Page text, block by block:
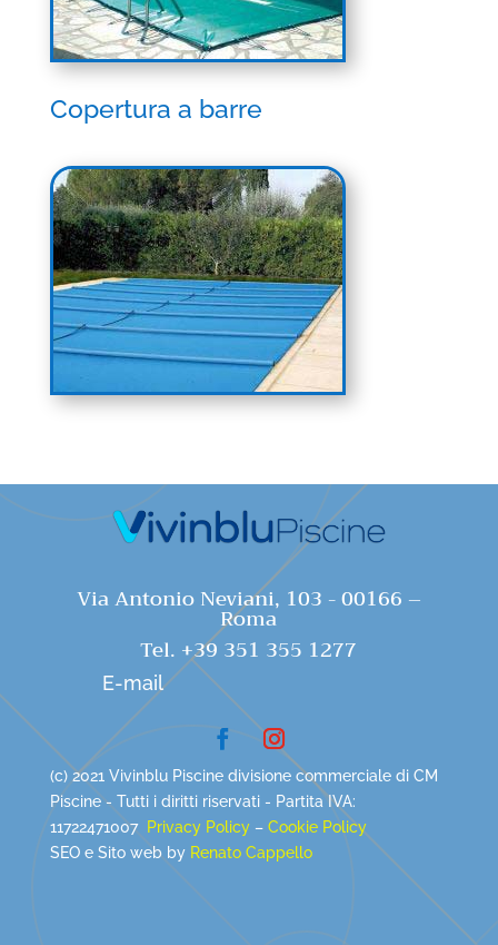
Copertura a barre
Via Antonio Neviani, 103 - 00166 –
Roma
Tel. +39 351 355 1277
E-mail
(c) 2021 Vivinblu Piscine divisione commerciale di CM
Piscine - Tutti i diritti riservati - Partita IVA:
11722471007 Privacy Policy– Cookie Policy
SEO e Sito web by Renato Cappello